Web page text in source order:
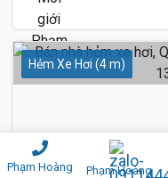
Phạm Hoàng Phạm Hoàng
Hẻm Xe Hơi (4 m)